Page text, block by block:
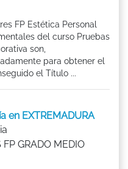
FP Estética Personal
del curso Pruebas
son,
para obtener el
el Título ...
en EXTREMADURA
GRADO MEDIO